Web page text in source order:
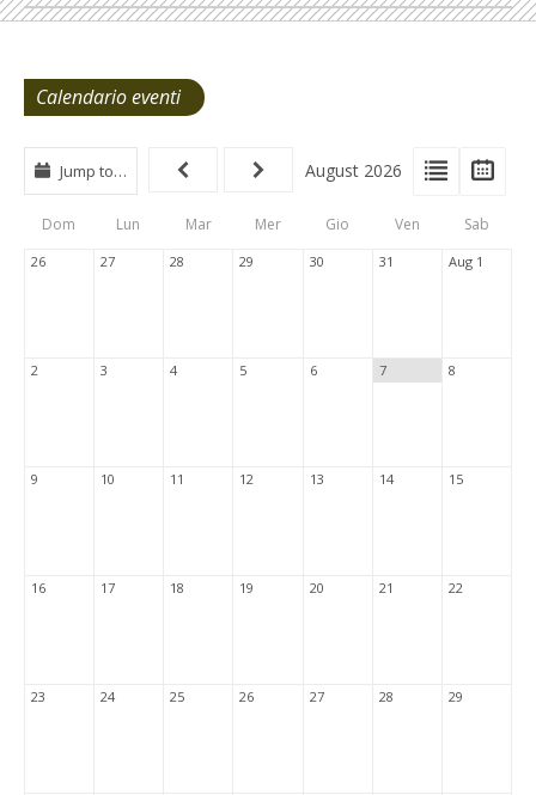
Calendario eventi
View
Type
Tabs
View
List
Jump to… August 2026
Dom Lun Mar Mer Gio Ven Sab
26 27 28 29 30 31 Aug 1
2 3 4 5 6 7 8
9 10 11 12 13 14 15
16 17 18 19 20 21 22
23 24 25 26 27 28 29